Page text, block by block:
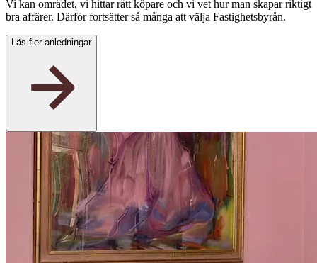
Vi kan området, vi hittar rätt köpare och vi vet hur man skapar riktigt
bra affärer. Därför fortsätter så många att välja Fastighetsbyrån.
Läs fler anledningar